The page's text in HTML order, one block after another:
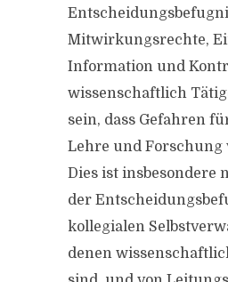
Mitwirkungsrechte,
Information und
wissenschaftlich
sein, dass Gefahren
Lehre und Forschung
Dies ist insbesondere
der
kollegialen
denen